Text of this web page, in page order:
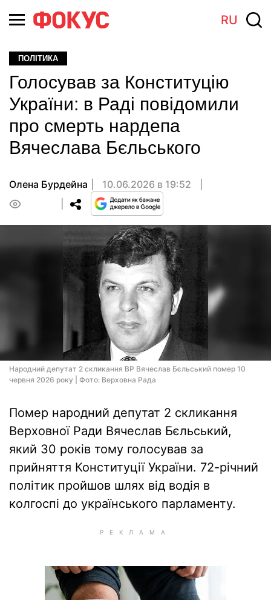
RU
ПОЛІТИКА
Голосував за Конституцію
України: в Раді повідомили
про смерть нардепа
Вячеслава Бєльського
Олена Бурдейна
10.06.2026 в 19:52
Народний депутат 2 скликання ВР Вячеслав Бєльський помер 10
червня 2026 року | Фото: Верховна Рада
Помер народний депутат 2 скликання
Верховної Ради Вячеслав Бєльський,
який 30 років тому голосував за
прийняття Конституції України. 72-річний
політик пройшов шлях від водія в
колгоспі до українського парламенту.